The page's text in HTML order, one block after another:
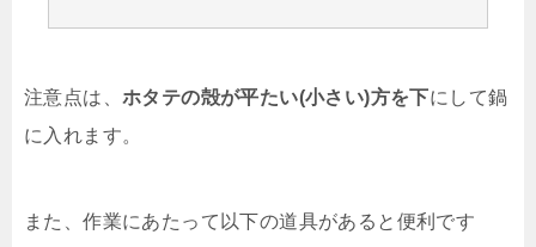
注意点は、 ホタテの殻が平たい(小さい)方を下にして鍋
に入れます。
また、作業にあたって以下の道具があると便利です